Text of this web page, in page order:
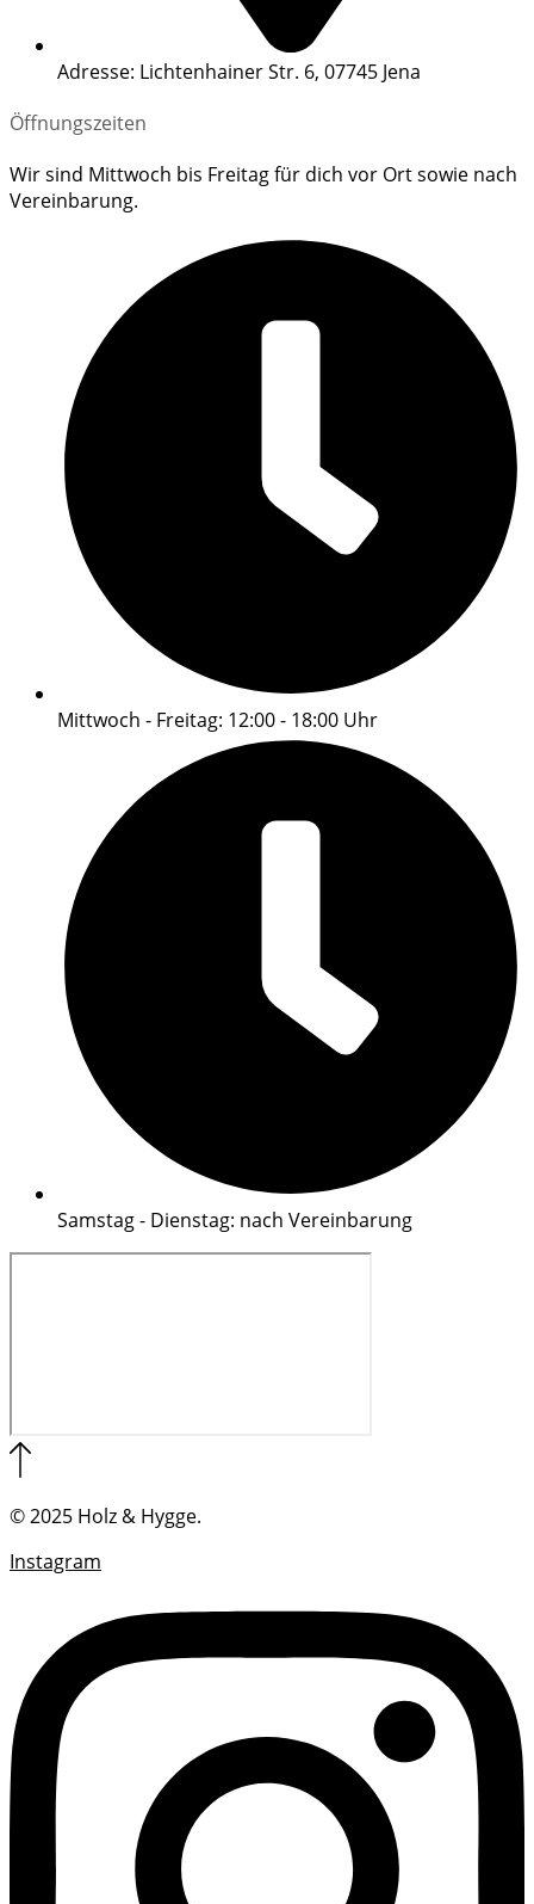
Adresse: Lichtenhainer Str. 6, 07745 Jena
Öffnungszeiten
Wir sind Mittwoch bis Freitag für dich vor Ort sowie nach
Vereinbarung.
Mittwoch - Freitag: 12:00 - 18:00 Uhr
Samstag - Dienstag: nach Vereinbarung
© 2025 Holz & Hygge.
Instagram